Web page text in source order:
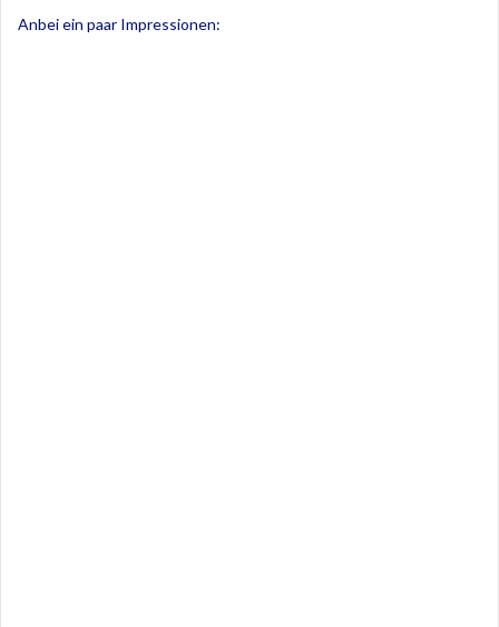
Anbei ein paar Impressionen: